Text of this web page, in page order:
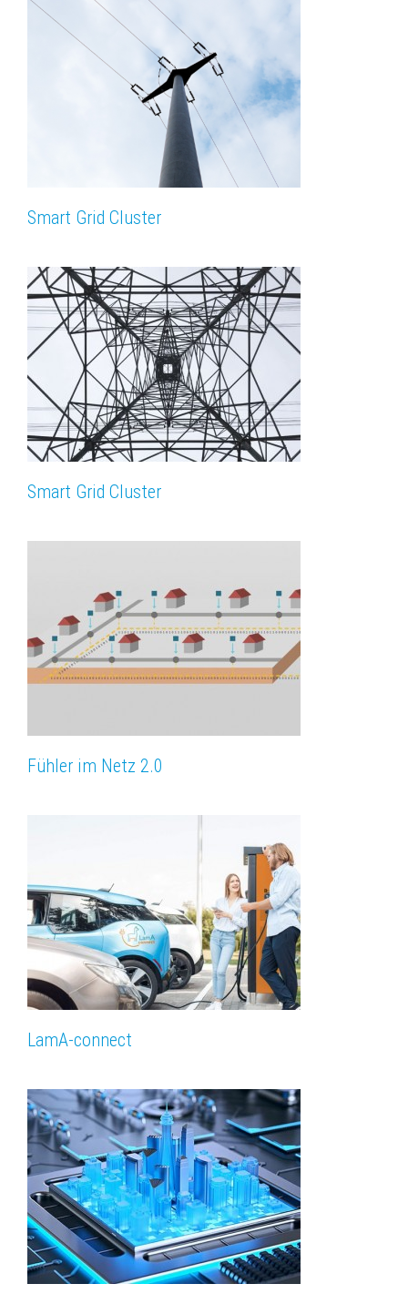
Smart Grid Cluster
Smart Grid Cluster
Fühler im Netz 2.0
LamA-connect